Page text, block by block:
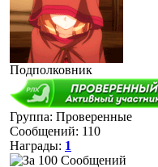
Подполковник
Группа: Проверенные
Сообщений: 110
Награды: 1